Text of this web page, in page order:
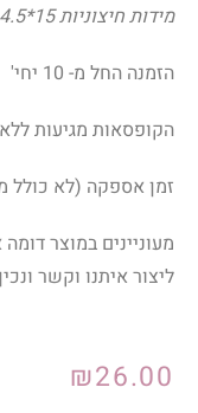
מידות חיצוניות 15*14.5 גובה 4.7
הזמנה החל מ- 10 יחי'
הקופסאות מגיעות ללא
זמן אספקה (לא כולל משלוח)
מעוניינים במוצר
ליצור איתנו וקשר
₪26.00